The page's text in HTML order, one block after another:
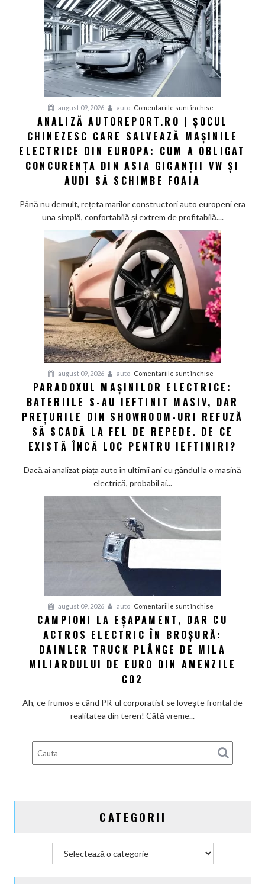
august 09, 2026 auto Comentariile sunt închise
Analiză
Autoreport.ro
|
chinezesc
mașinile
din
Europa:
Cum
a
obligat
concurența
din
Asia
giganții
VW
să
schimbe
foaia
ANALIZĂ AUTOREPORT.RO | ȘOCUL
CHINEZESC CARE SALVEAZĂ MAȘINILE
ELECTRICE DIN EUROPA: CUM A OBLIGAT
CONCURENȚA DIN ASIA GIGANȚII VW ȘI
AUDI SĂ SCHIMBE FOAIA
Până nu demult, rețeta marilor constructori auto europeni era
una simplă, confortabilă și extrem de profitabilă....
august 09, 2026 auto Comentariile sunt închise
Paradoxul
mașinilor
electrice:
au
masiv,
showroom-
uri
să
la
de
repede.
De
ce
PARADOXUL MAȘINILOR ELECTRICE:
BATERIILE S-AU IEFTINIT MASIV, DAR
PREȚURILE DIN SHOWROOM-URI REFUZĂ
SĂ SCADĂ LA FEL DE REPEDE. DE CE
EXISTĂ ÎNCĂ LOC PENTRU IEFTINIRI?
Dacă ai analizat piața auto în ultimii ani cu gândul la o mașină
electrică, probabil ai...
august 09, 2026 auto Comentariile sunt închise
Campioni
la
eșapament,
cu
Truck
CO2
CAMPIONI LA EȘAPAMENT, DAR CU
ACTROS ELECTRIC ÎN BROȘURĂ:
DAIMLER TRUCK PLÂNGE DE MILA
MILIARDULUI DE EURO DIN AMENZILE
CO2
Ah, ce frumos e când PR-ul corporatist se lovește frontal de
realitatea din teren! Câtă vreme...
CATEGORII